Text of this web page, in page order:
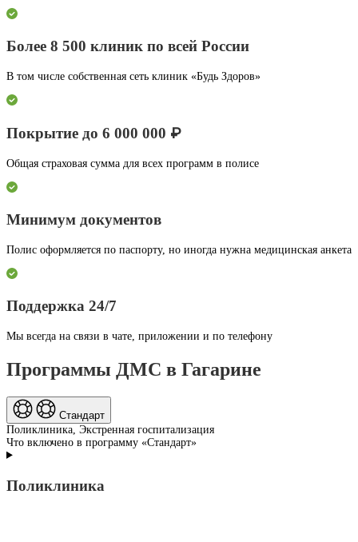
Более 8 500 клиник по всей России
В том числе собственная сеть клиник «Будь Здоров»
Покрытие до 6 000 000 ₽
Общая страховая сумма для всех программ в полисе
Минимум документов
Полис оформляется по паспорту, но иногда нужна медицинская анкета
Поддержка 24/7
Мы всегда на связи в чате, приложении и по телефону
Программы ДМС в Гагарине
Стандарт
Поликлиника, Экстренная госпитализация
Что включено в программу «Стандарт»
Поликлиника